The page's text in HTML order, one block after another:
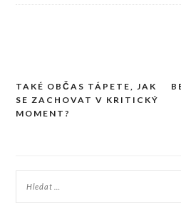
Navigace
pro
TAKÉ OBČAS TÁPETE, JAK
SE ZACHOVAT V KRITICKÝ
MOMENT?